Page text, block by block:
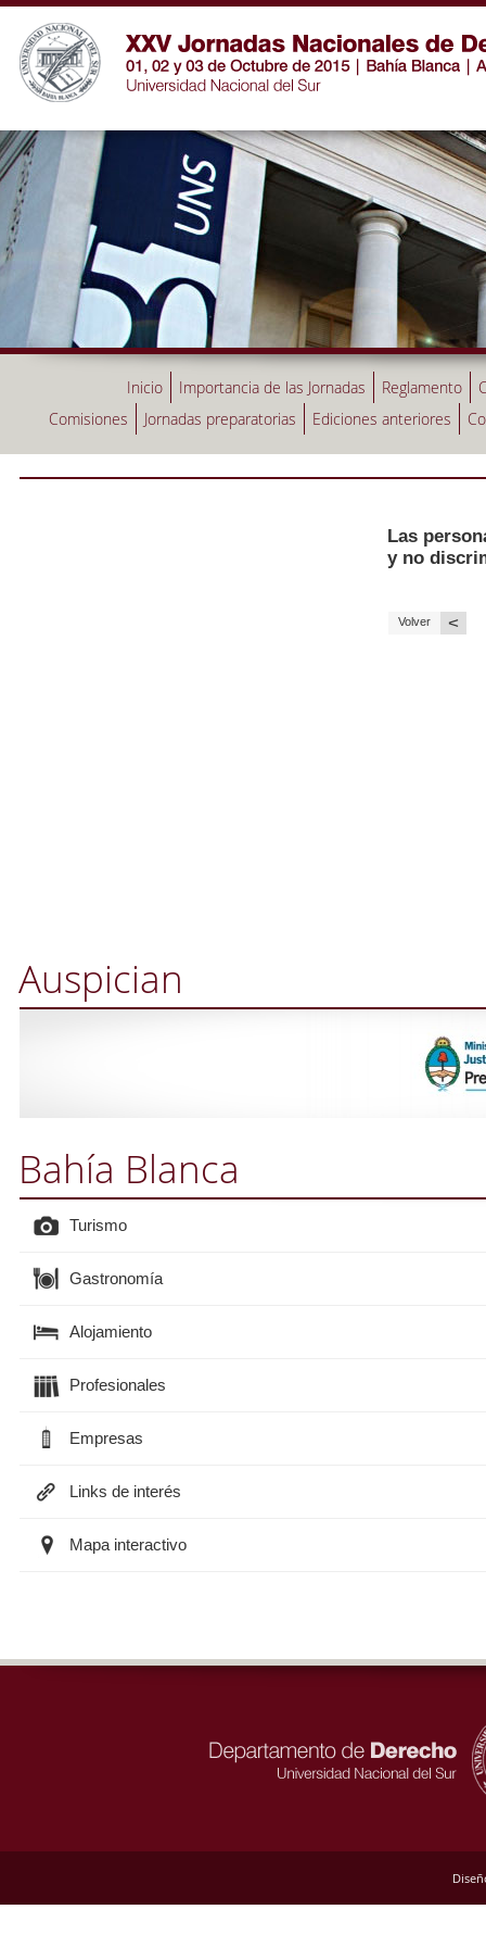
Inicio Importancia de las Jornadas Reglamento
Comisiones
Jornadas preparatorias Ediciones anteriores
Las
y no
Volver <
Auspician
Bahía Blanca
Turismo
Gastronomía
Alojamiento
Profesionales
Empresas
Links de interés
Mapa interactivo